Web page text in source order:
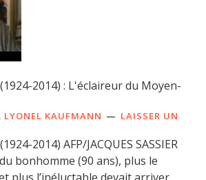
2014) : L'éclaireur du Moyen-
LYONEL KAUFMANN
LAISSER UN
2014) AFP/JACQUES SASSIER
bonhomme (90 ans), plus le